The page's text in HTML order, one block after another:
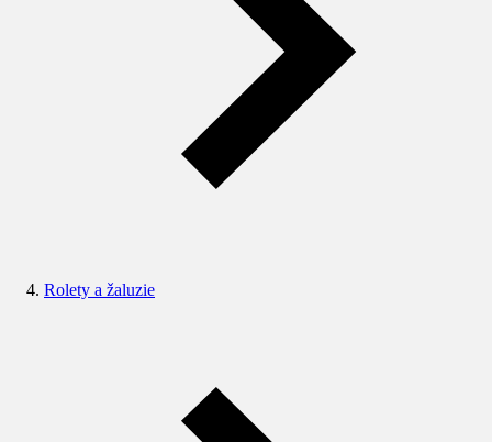
Rolety a žaluzie